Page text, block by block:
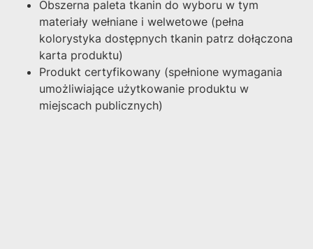
Obszerna paleta tkanin do wyboru w tym
materiały wełniane i welwetowe (pełna
kolorystyka dostępnych tkanin patrz dołączona
karta produktu)
Produkt certyfikowany (spełnione wymagania
umożliwiające użytkowanie produktu w
miejscach publicznych)